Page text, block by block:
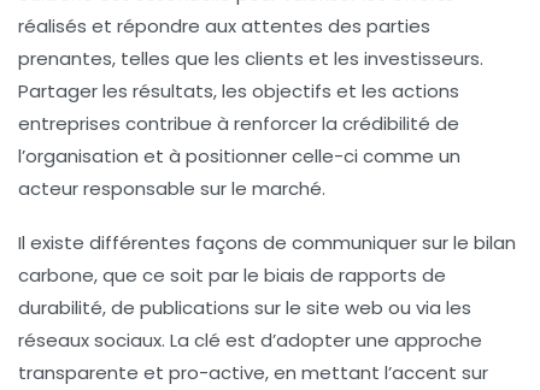
réalisés et répondre aux attentes des parties
prenantes, telles que les clients et les investisseurs.
Partager les résultats, les objectifs et les actions
entreprises contribue à renforcer la crédibilité de
l’organisation et à positionner celle-ci comme un
acteur responsable sur le marché.
Il existe différentes façons de communiquer sur le bilan
carbone, que ce soit par le biais de rapports de
durabilité, de publications sur le site web ou via les
réseaux sociaux. La clé est d’adopter une approche
transparente et pro-active, en mettant l’accent sur